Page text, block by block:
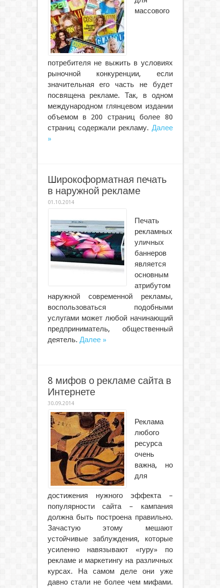
массового
потребителя не выжить в условиях
рыночной конкуренции, если
значительная его часть не будет
посвящена рекламе. Так, в одном
международном глянцевом издании
объемом в 200 страниц более 80
страниц содержали рекламу. Далее
»
Широкоформатная печать
в наружной рекламе
01.10.2014
Печать
рекламных
уличных
баннеров
является
основным
атрибутом
наружной современной рекламы,
воспользоваться подобными
услугами может любой начинающий
предприниматель, общественный
деятель. Далее »
8 мифов о рекламе сайта в
Интернете
30.09.2014
Реклама
любого
ресурса
очень
важна, но
для
достижения нужного эффекта –
популярности сайта – кампания
должна быть построена правильно.
Зачастую этому мешают
устойчивые заблуждения, которые
усиленно навязывают «гуру» по
рекламе и маркетингу на различных
курсах. На самом деле они уже
давно стали не более чем мифами.